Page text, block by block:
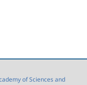
of Sciences and